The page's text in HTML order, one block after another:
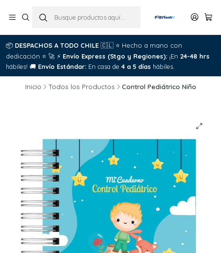
📦 DESPACHOS A TODO CHILE 🇨🇱 ⭐ Hecho a mano con
dedicación ⭐ 🚀 ⚡ Envío Express (Stgo y Regiones): ¡En 24-48 hrs
hábiles! 🚚 Envío Estándar: En casa de 4 a 5 días hábiles.
Inicio Todos los Productos Control Pediátrico Niño